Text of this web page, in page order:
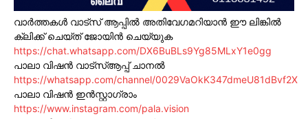
വാർത്തകൾ വാട്സ് ആപ്പിൽ അതിവേഗമറിയാൻ ഈ ലിങ്കിൽ
ക്ലിക്ക് ചെയ്ത് ജോയിൻ ചെയ്യുക
https://chat.whatsapp.com/DX6BuBLs9Yg85MLxY1e0gg
പാലാ വിഷൻ വാട്സ്ആപ്പ് ചാനൽ
https://whatsapp.com/channel/0029VaOkK347dmeU81dBvf2X
പാലാ വിഷൻ ഇൻസ്റ്റാഗ്രാം
https://www.instagram.com/pala.vision